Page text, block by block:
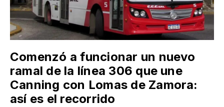
Comenzó a funcionar un nuevo
ramal de la línea 306 que une
Canning con Lomas de Zamora:
así es el recorrido